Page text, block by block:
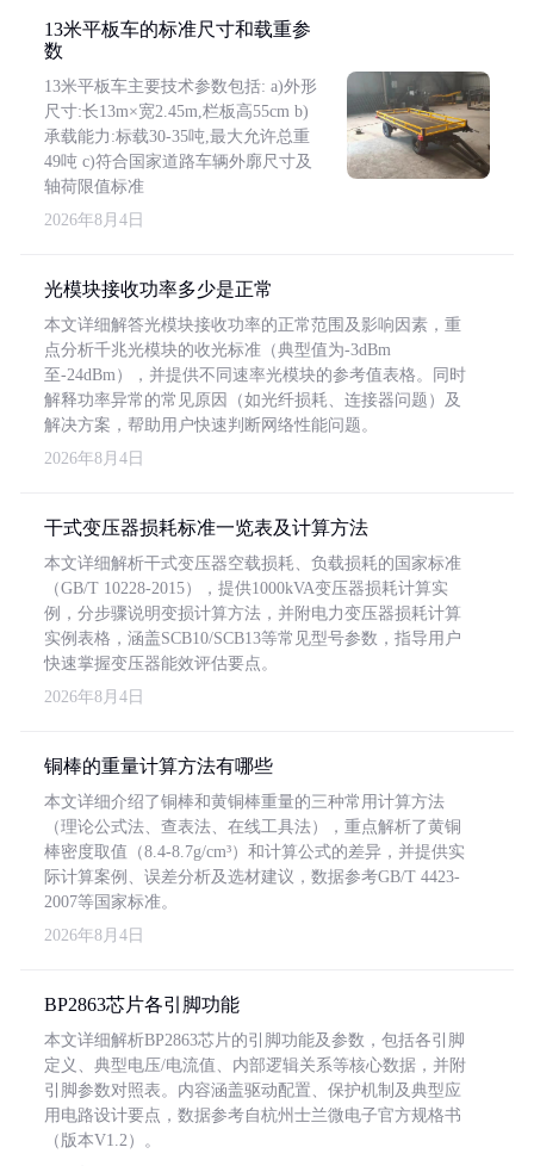
13米平板车的标准尺寸和载重参
数
13米平板车主要技术参数包括: a)外形
尺寸:长13m×宽2.45m,栏板高55cm b)
承载能力:标载30-35吨,最大允许总重
49吨 c)符合国家道路车辆外廓尺寸及
轴荷限值标准
2026年8月4日
光模块接收功率多少是正常
本文详细解答光模块接收功率的正常范围及影响因素，重
点分析千兆光模块的收光标准（典型值为-3dBm
至-24dBm），并提供不同速率光模块的参考值表格。同时
解释功率异常的常见原因（如光纤损耗、连接器问题）及
解决方案，帮助用户快速判断网络性能问题。
2026年8月4日
干式变压器损耗标准一览表及计算方法
本文详细解析干式变压器空载损耗、负载损耗的国家标准
（GB/T 10228-2015），提供1000kVA变压器损耗计算实
例，分步骤说明变损计算方法，并附电力变压器损耗计算
实例表格，涵盖SCB10/SCB13等常见型号参数，指导用户
快速掌握变压器能效评估要点。
2026年8月4日
铜棒的重量计算方法有哪些
本文详细介绍了铜棒和黄铜棒重量的三种常用计算方法
（理论公式法、查表法、在线工具法），重点解析了黄铜
棒密度取值（8.4-8.7g/cm³）和计算公式的差异，并提供实
际计算案例、误差分析及选材建议，数据参考GB/T 4423-
2007等国家标准。
2026年8月4日
BP2863芯片各引脚功能
本文详细解析BP2863芯片的引脚功能及参数，包括各引脚
定义、典型电压/电流值、内部逻辑关系等核心数据，并附
引脚参数对照表。内容涵盖驱动配置、保护机制及典型应
用电路设计要点，数据参考自杭州士兰微电子官方规格书
（版本V1.2）。